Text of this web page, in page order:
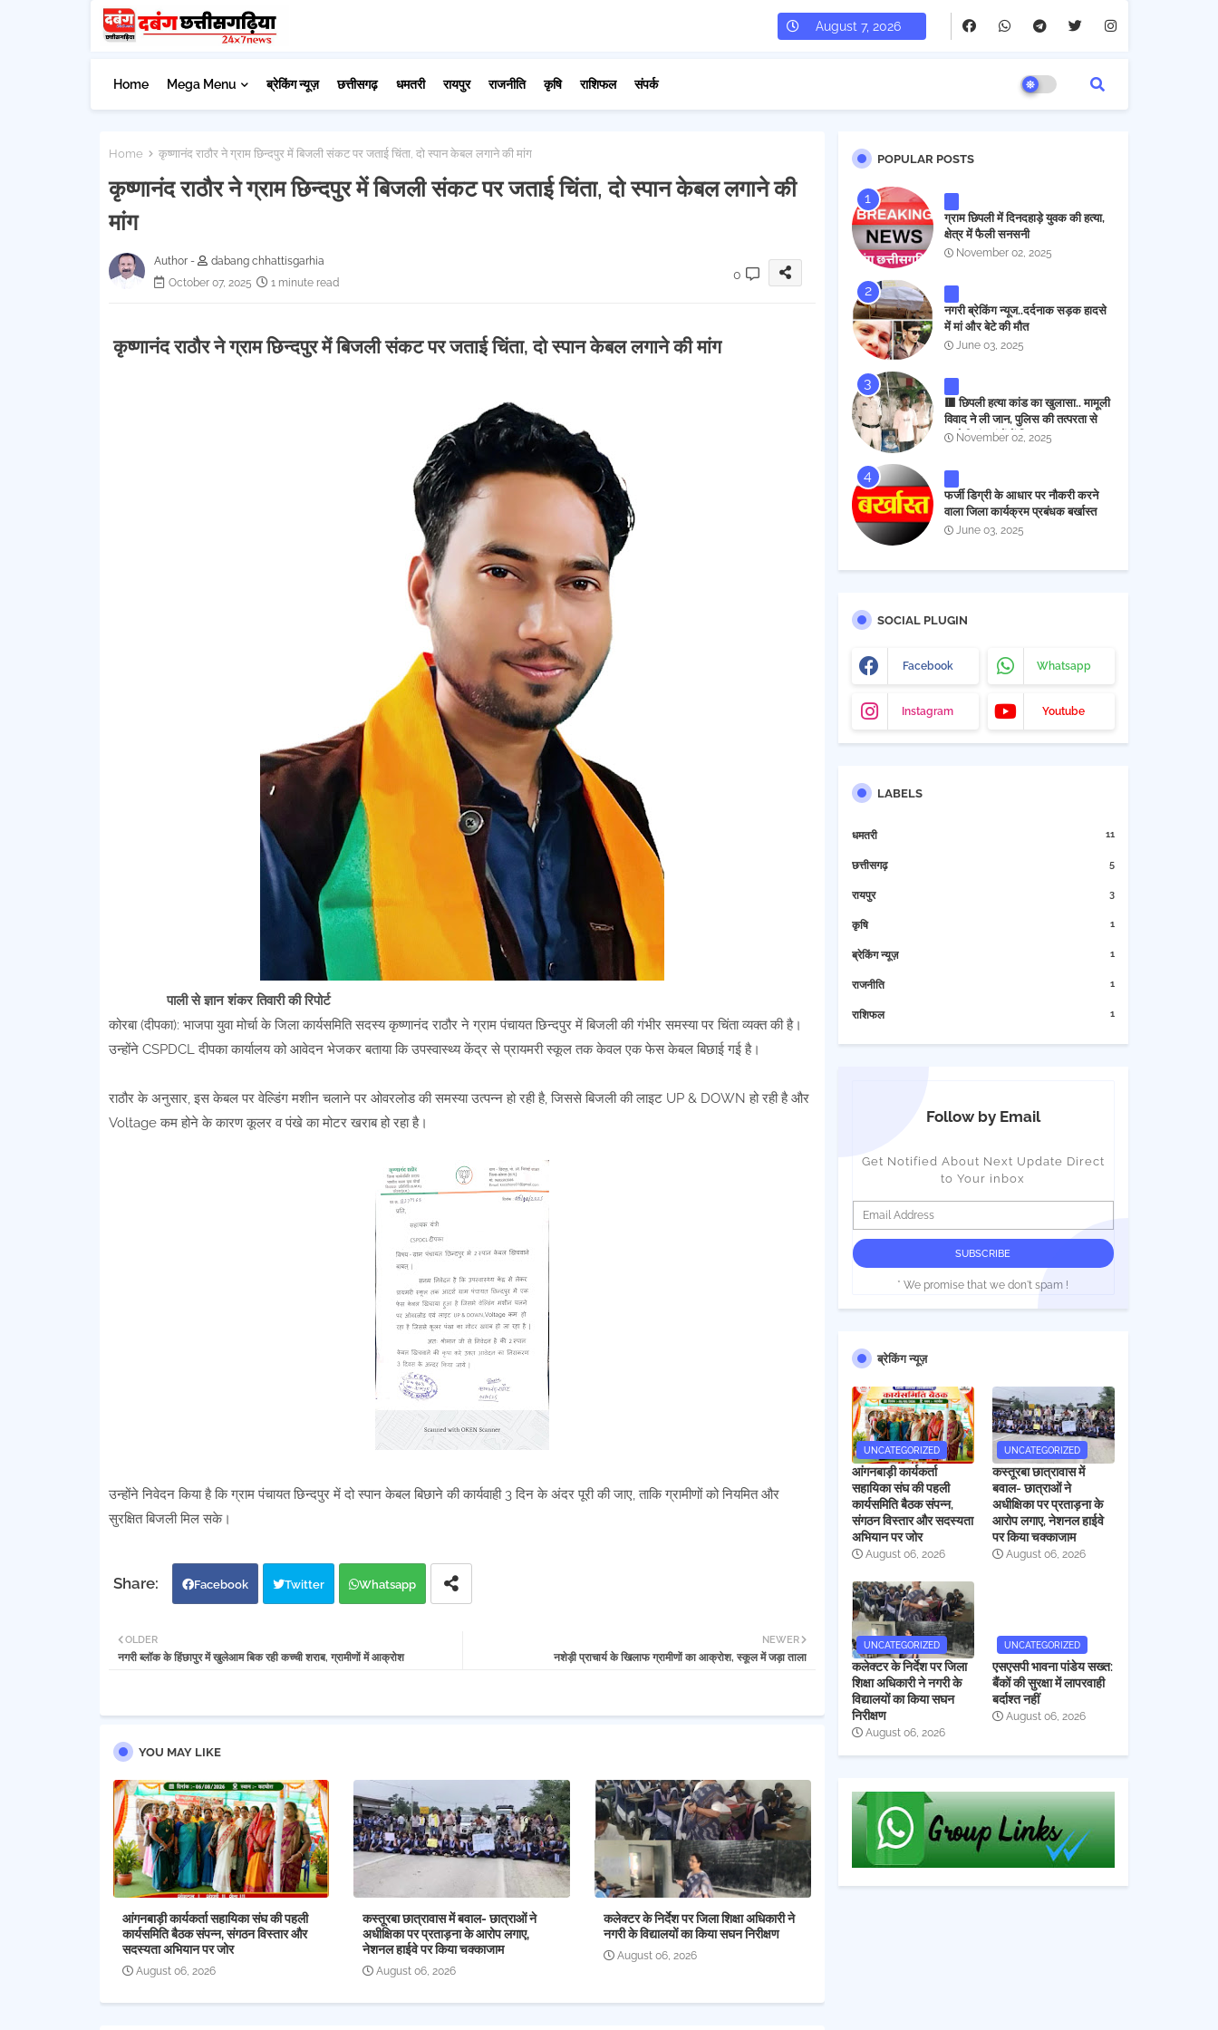
August 7, 2026
Home Mega Menu ब्रेकिंग न्यूज़ छत्तीसगढ़ धमतरी रायपुर राजनीति कृषि राशिफल संपर्क
Home कृष्णानंद राठौर ने ग्राम छिन्दपुर में बिजली संकट पर जताई चिंता, दो स्पान केबल लगाने की मांग
कृष्णानंद राठौर ने ग्राम छिन्दपुर में बिजली संकट पर जताई चिंता, दो स्पान केबल लगाने की
मांग
Author -
dabang chhattisgarhia
October 07, 2025
1 minute read
0
कृष्णानंद राठौर ने ग्राम छिन्दपुर में बिजली संकट पर जताई चिंता, दो स्पान केबल लगाने की मांग
पाली से ज्ञान शंकर तिवारी की रिपोर्ट
कोरबा (दीपका): भाजपा युवा मोर्चा के जिला कार्यसमिति सदस्य कृष्णानंद राठौर ने ग्राम पंचायत छिन्दपुर में बिजली की गंभीर समस्या पर चिंता व्यक्त की है।
उन्होंने CSPDCL दीपका कार्यालय को आवेदन भेजकर बताया कि उपस्वास्थ्य केंद्र से प्रायमरी स्कूल तक केवल एक फेस केबल बिछाई गई है।
राठौर के अनुसार, इस केबल पर वेल्डिंग मशीन चलाने पर ओवरलोड की समस्या उत्पन्न हो रही है, जिससे बिजली की लाइट UP & DOWN हो रही है और
Voltage कम होने के कारण कूलर व पंखे का मोटर खराब हो रहा है।
उन्होंने निवेदन किया है कि ग्राम पंचायत छिन्दपुर में दो स्पान केबल बिछाने की कार्यवाही 3 दिन के अंदर पूरी की जाए, ताकि ग्रामीणों को नियमित और
सुरक्षित बिजली मिल सके।
Facebook Twitter Whatsapp
NEWER
नशेड़ी प्राचार्य के खिलाफ ग्रामीणों का आक्रोश, स्कूल में जड़ा ताला
OLDER
नगरी ब्लॉक के हिंछापुर में खुलेआम बिक रही कच्ची शराब, ग्रामीणों में आक्रोश
YOU MAY LIKE
आंगनबाड़ी कार्यकर्ता सहायिका संघ की पहली
कार्यसमिति बैठक संपन्न, संगठन विस्तार और
सदस्यता अभियान पर जोर
August 06, 2026
कस्तूरबा छात्रावास में बवाल- छात्राओं ने
अधीक्षिका पर प्रताड़ना के आरोप लगाए,
नेशनल हाईवे पर किया चक्काजाम
August 06, 2026
कलेक्टर के निर्देश पर जिला शिक्षा अधिकारी ने
नगरी के विद्यालयों का किया सघन निरीक्षण
August 06, 2026
POPULAR POSTS
ग्राम छिपली में दिनदहाड़े युवक की हत्या,
क्षेत्र में फैली सनसनी
November 02, 2025
नगरी ब्रेकिंग न्यूज..दर्दनाक सड़क हादसे
में मां और बेटे की मौत
June 03, 2025
🟥 छिपली हत्या कांड का खुलासा.. मामूली
विवाद ने ली जान, पुलिस की तत्परता से
आरोपी चंद घंटों में गिरफ्तार
November 02, 2025
फर्जी डिग्री के आधार पर नौकरी करने
वाला जिला कार्यक्रम प्रबंधक बर्खास्त
June 03, 2025
SOCIAL PLUGIN
Facebook Whatsapp
Instagram Youtube
LABELS
धमतरी 11
छत्तीसगढ़ 5
रायपुर 3
कृषि 1
ब्रेकिंग न्यूज़ 1
राजनीति 1
राशिफल 1
Follow by Email
Get Notified About Next Update Direct
to Your inbox
* We promise that we don't spam !
ब्रेकिंग न्यूज़
UNCATEGORIZED
आंगनबाड़ी कार्यकर्ता
सहायिका संघ की पहली
कार्यसमिति बैठक संपन्न,
संगठन विस्तार और सदस्यता
अभियान पर जोर
August 06, 2026
UNCATEGORIZED
कस्तूरबा छात्रावास में
बवाल- छात्राओं ने
अधीक्षिका पर प्रताड़ना के
आरोप लगाए, नेशनल हाईवे
पर किया चक्काजाम
August 06, 2026
UNCATEGORIZED
कलेक्टर के निर्देश पर जिला
शिक्षा अधिकारी ने नगरी के
विद्यालयों का किया सघन
निरीक्षण
August 06, 2026
UNCATEGORIZED
एसएसपी भावना पांडेय सख्त:
बैंकों की सुरक्षा में लापरवाही
बर्दाश्त नहीं
August 06, 2026